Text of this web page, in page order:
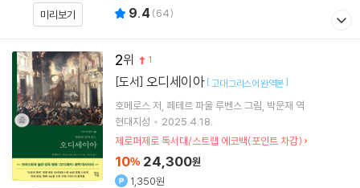
미리보기 9.4 (64)
2 1
[도서] 오디세이아 [고대 그리스어 완역본]
호메로스 저 페테르 파울 루벤스 그림 박문재 역
현대지성
2025.4.18.
제로퍼제로 독서대/스트랩 에코백(포인트 차감)
10% 24,300원
1,350원